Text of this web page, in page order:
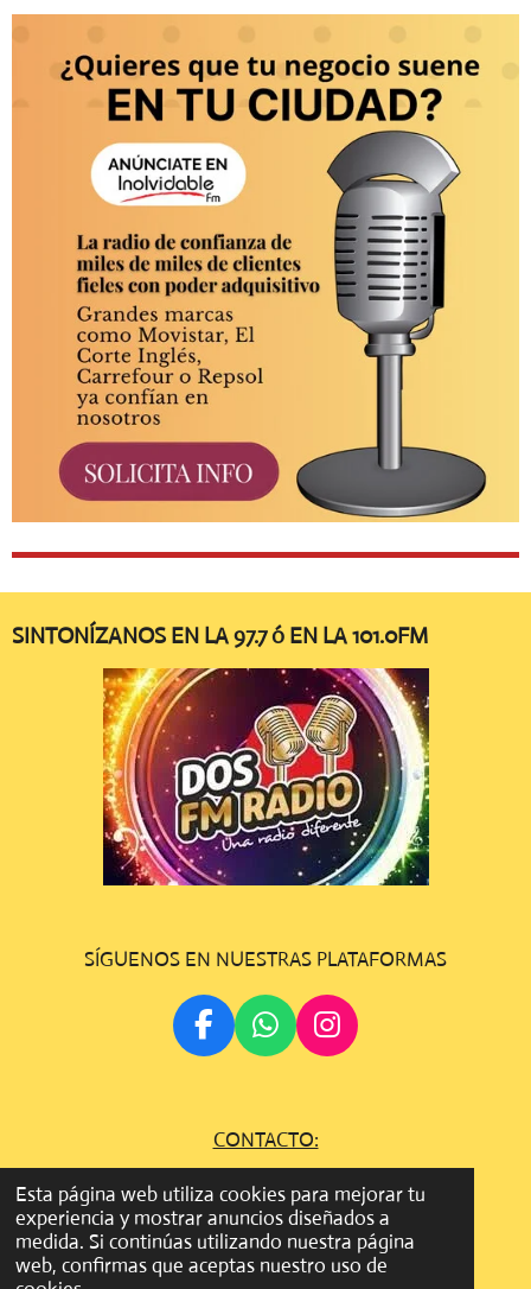
Esta página web utiliza cookies para mejorar tu
experiencia y mostrar anuncios diseñados a
medida. Si continúas utilizando nuestra página
web, confirmas que aceptas nuestro uso de
SINTONÍZANOS EN LA 97.7 ó EN LA 101.0FM
SÍGUENOS EN NUESTRAS PLATAFORMAS
F
A
B
O
K
W
H
S
A
P
P
I
N
R
A
M
CONTACTO:
gestion.dosfmradio@gmail.com
©Todos los derechos son reservados
2022 - 2023 DOS FM
RADIO